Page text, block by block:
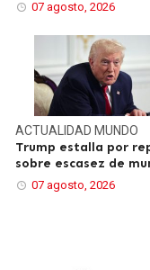
07 agosto, 2026
ACTUALIDAD MUNDO
Trump estalla por
sobre escasez de
07 agosto, 2026